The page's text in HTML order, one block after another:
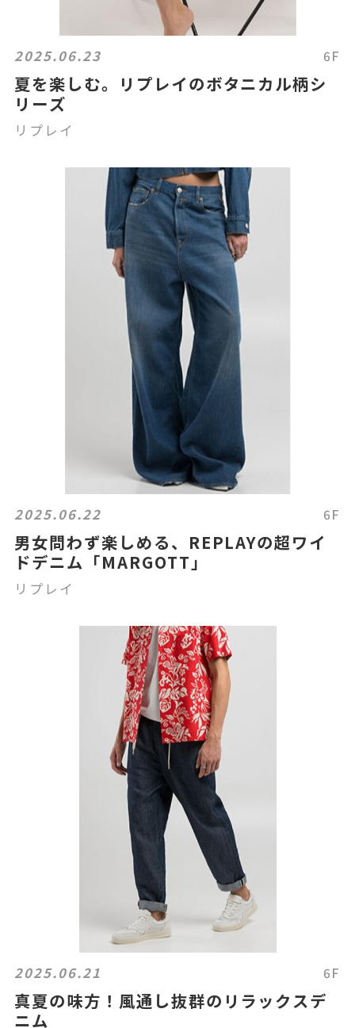
2025.06.23 6F
夏を楽しむ。リプレイのボタニカル柄シ
リーズ
リプレイ
2025.06.22 6F
男女問わず楽しめる、REPLAYの超ワイ
ドデニム「MARGOTT」
リプレイ
2025.06.21 6F
真夏の味方！風通し抜群のリラックスデ
ニム